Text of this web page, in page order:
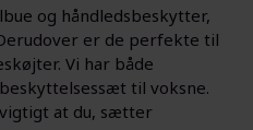
og håndledsbeskytter,
er de perfekte til
Vi har både
til voksne.
at du, sætter